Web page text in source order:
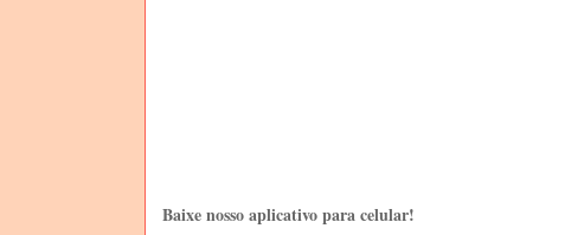
Baixe nosso aplicativo para celular!